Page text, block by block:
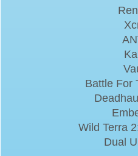
Battle For
Wild Terra
Dual